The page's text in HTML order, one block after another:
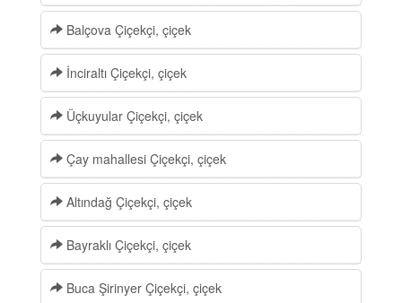
Balçova Çiçekçi, çiçek
İnciraltı Çiçekçi, çiçek
Üçkuyular Çiçekçi, çiçek
Çay mahallesi Çiçekçi, çiçek
Altındağ Çiçekçi, çiçek
Bayraklı Çiçekçi, çiçek
Buca Şirinyer Çiçekçi, çiçek